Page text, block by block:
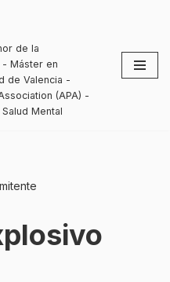
de la
- Máster en
de Valencia -
(APA) -
Mental